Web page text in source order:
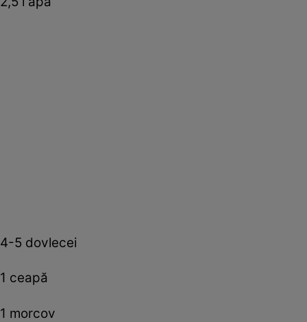
4-5 dovlecei
1 ceapă
1 morcov